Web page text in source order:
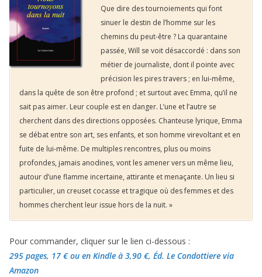
Que dire des tournoiements qui font
sinuer le destin de l’homme sur les
chemins du peut-être ? La quarantaine
passée, Will se voit désaccordé : dans son
métier de journaliste, dont il pointe avec
précision les pires travers ; en lui-même,
dans la quête de son être profond ; et surtout avec Emma, qu’il ne
sait pas aimer. Leur couple est en danger. L’une et l’autre se
cherchent dans des directions opposées. Chanteuse lyrique, Emma
se débat entre son art, ses enfants, et son homme virevoltant et en
fuite de lui-même. De multiples rencontres, plus ou moins
profondes, jamais anodines, vont les amener vers un même lieu,
autour d’une flamme incertaine, attirante et menaçante. Un lieu si
particulier, un creuset cocasse et tragique où des femmes et des
hommes cherchent leur issue hors de la nuit. »
Pour commander, cliquer sur le lien ci-dessous :
295 pages, 17 €ou en Kindle à 3,90 €, Éd. Le Condottiere via
Amazon